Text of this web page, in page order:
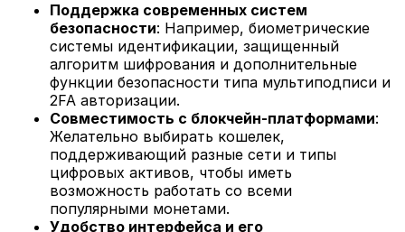
Поддержка современных систем
безопасности: Например, биометрические
системы идентификации, защищенный
алгоритм шифрования и дополнительные
функции безопасности типа мультиподписи и
2FA авторизации.
Совместимость с блокчейн-платформами:
Желательно выбирать кошелек,
поддерживающий разные сети и типы
цифровых активов, чтобы иметь
возможность работать со всеми
популярными монетами.
Удобство интерфейса и его